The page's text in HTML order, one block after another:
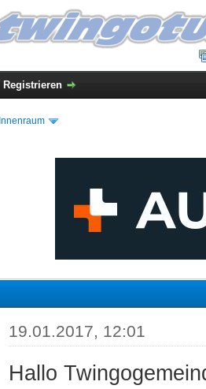
Registrieren
Innenraum
19.01.2017, 12:01
Hallo